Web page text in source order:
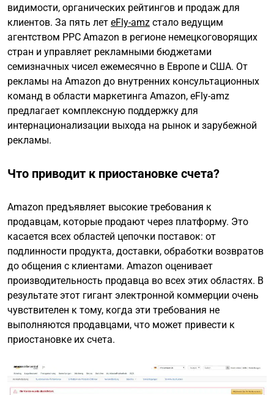
видимости, органических рейтингов и продаж для
клиентов. За пять лет eFly-amz стало ведущим
агентством PPC Amazon в регионе немецкоговорящих
стран и управляет рекламными бюджетами
семизначных чисел ежемесячно в Европе и США. От
рекламы на Amazon до внутренних консультационных
команд в области маркетинга Amazon, eFly-amz
предлагает комплексную поддержку для
интернационализации выхода на рынок и зарубежной
рекламы.
Что приводит к приостановке счета?
Amazon предъявляет высокие требования к
продавцам, которые продают через платформу. Это
касается всех областей цепочки поставок: от
подлинности продукта, доставки, обработки возвратов
до общения с клиентами. Amazon оценивает
производительность продавца во всех этих областях. В
результате этот гигант электронной коммерции очень
чувствителен к тому, когда эти требования не
выполняются продавцами, что может привести к
приостановке их счета.